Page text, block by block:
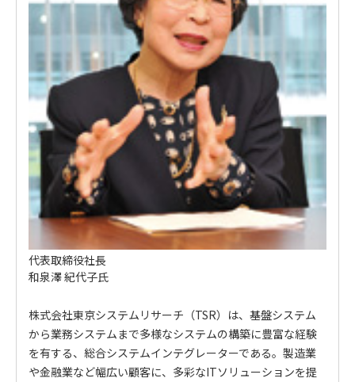
代表取締役社長
和泉澤 紀代子氏
株式会社東京システムリサーチ（TSR）は、基盤システム
から業務システムまで多様なシステムの構築に豊富な経験
を有する、総合システムインテグレーターである。製造業
や金融業など幅広い顧客に、多彩なITソリューションを提